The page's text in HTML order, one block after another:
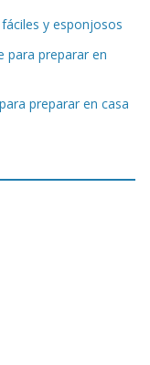
y esponjosos
para preparar en
preparar en casa